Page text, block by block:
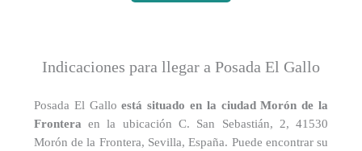
Indicaciones para llegar a Posada El Gallo
Posada El Galloestá situado en la ciudad Morón de la
Frontera en la ubicación C. San Sebastián, 2, 41530
Morón de la Frontera, Sevilla, España. Puede encontrar su